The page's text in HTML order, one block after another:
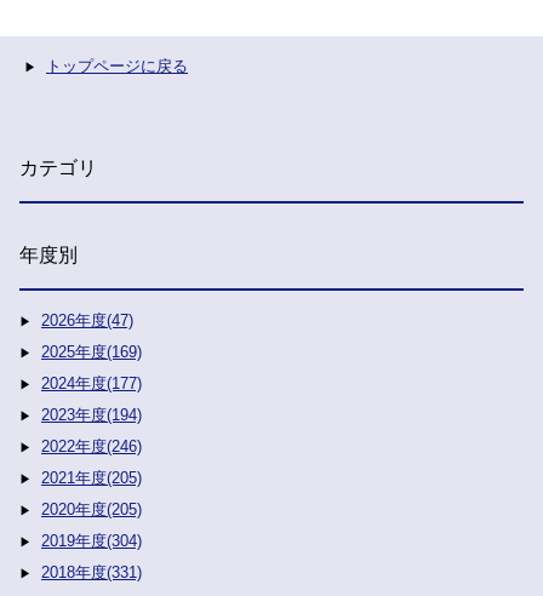
トップページに戻る
カテゴリ
年度別
2026年度(47)
2025年度(169)
2024年度(177)
2023年度(194)
2022年度(246)
2021年度(205)
2020年度(205)
2019年度(304)
2018年度(331)